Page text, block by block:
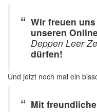
Wir freuen
unseren
Deppen Leer
dürfen!
Und jetzt noch mal ein
Mit